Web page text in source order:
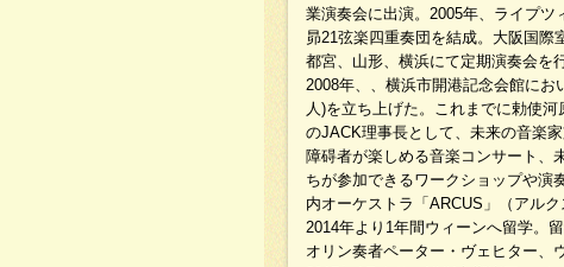
業演奏会に出演。2005年、ライプツ
昴21弦楽四重奏団を結成。大阪国
都宮、山形、横浜にて定期演奏会を
2008年、、横浜市開港記念会館に
人)を立ち上げた。これまでに勅使
のJACK理事長として、未来の音楽
障碍者が楽しめる音楽コンサート、
ちが参加できるワークショップや演
内オーケストラ「ARCUS」（アル
2014年より1年間ウィーンへ留学。
オリン奏者ペーター・ヴェヒター、